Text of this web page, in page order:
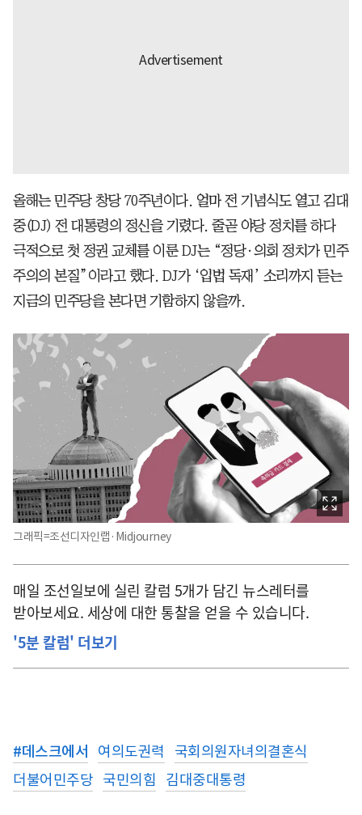
올해는 민주당 창당 70주년이다. 얼마 전 기념식도 열고 김대
중(DJ) 전 대통령의 정신을 기렸다. 줄곧 야당 정치를 하다
극적으로 첫 정권 교체를 이룬 DJ는 “정당·의회 정치가 민주
주의의 본질”이라고 했다. DJ가 ‘입법 독재’ 소리까지 듣는
지금의 민주당을 본다면 기함하지 않을까.
그래픽=조선디자인랩·Midjourney
매일 조선일보에 실린 칼럼 5개가 담긴 뉴스레터를
받아보세요. 세상에 대한 통찰을 얻을 수 있습니다.
'5분 칼럼' 더보기
#데스크에서 여의도권력
국회의원자녀의결혼식
더불어민주당 국민의힘 김대중대통령